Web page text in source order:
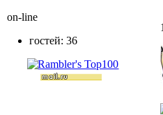
on-line
гостей: 36